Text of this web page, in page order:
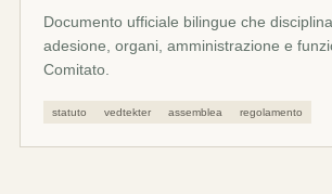
Documento ufficiale bilingue che
adesione, organi, amministrazione e
Comitato.
statuto vedtekter assemblea regolamento